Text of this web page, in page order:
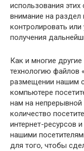
использования
внимание на
контролировать
получения
Как и многие
технологию файлов
размещении нашим
компьютере
нам на
количество
интернет-ресурсов
нашими
для того, чтобы